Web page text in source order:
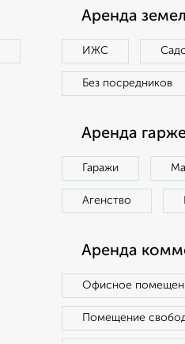
Аренда
ИЖС
Без посредников
Аренда
Гаражи
Агенство
Аренда
Офисное
Помещение